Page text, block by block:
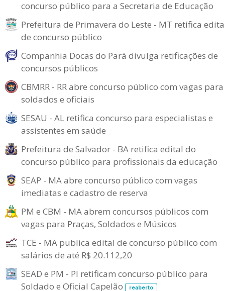
concurso público para a Secretaria de Educação
Prefeitura de Primavera do Leste - MT retifica
de concurso público
Companhia Docas do Pará divulga retificações de
concursos públicos
CBMRR - RR abre concurso público com vagas para
soldados e oficiais
SESAU - AL retifica concurso para especialistas e
assistentes em saúde
Prefeitura de Salvador - BA retifica edital do
concurso público para profissionais da educação
SEAP - MA abre concurso público com vagas
imediatas e cadastro de reserva
PM e CBM - MA abrem concursos públicos com
vagas para Praças, Soldados e Músicos
TCE - MA publica edital de concurso público com
salários de até R$ 20.112,20
SEAD e PM - PI retificam concurso público para
Soldado e Oficial Capelão
reaberto